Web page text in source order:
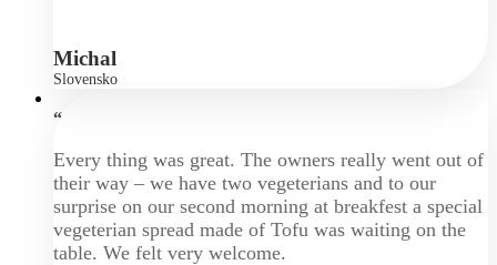
Michal
Slovensko
“
Every thing was great. The owners really went out of
their way – we have two vegeterians and to our
surprise on our second morning at breakfest a special
vegeterian spread made of Tofu was waiting on the
table. We felt very welcome.